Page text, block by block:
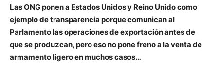
Las ONG ponen a Estados Unidos y Reino Unido como
ejemplo de transparencia porque comunican al
Parlamento las operaciones de exportación antes de
que se produzcan, pero eso no pone freno a la venta de
armamento ligero en muchos casos…